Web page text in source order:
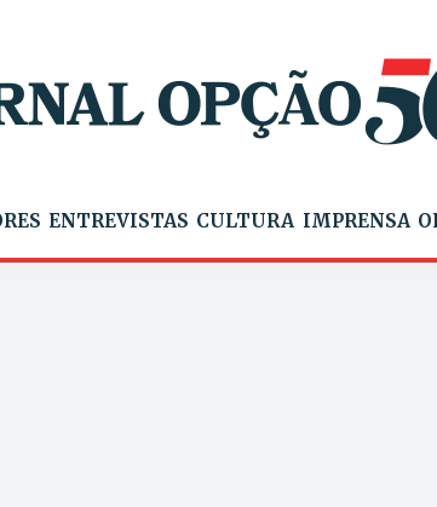
ENTREVISTAS CULTURA IMPRENSA